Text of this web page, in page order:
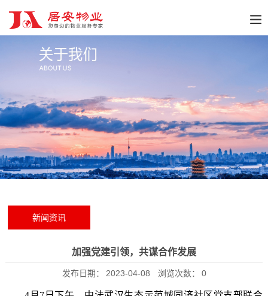
新闻资讯
加强党建引领，共谋合作发展
发布日期： 2023-04-08 浏览次数： 0